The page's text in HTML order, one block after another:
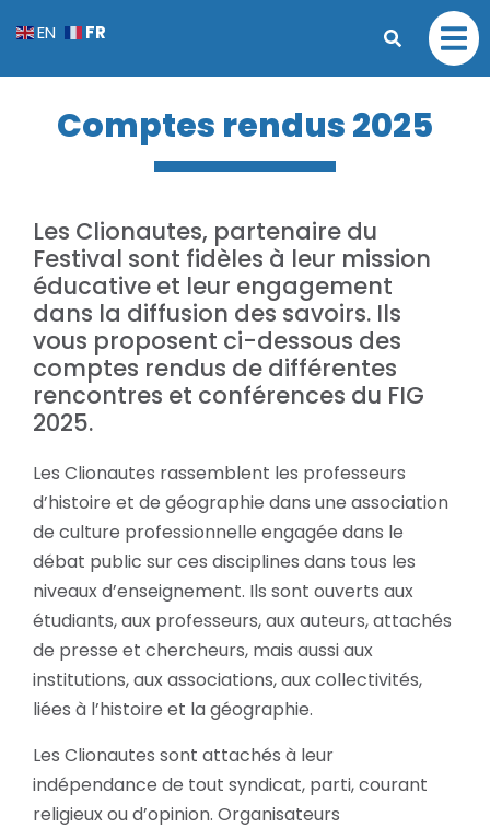
Comptes rendus 2025
Les Clionautes, partenaire du
Festival sont fidèles à leur mission
éducative et leur engagement
dans la diffusion des savoirs. Ils
vous proposent ci-dessous des
comptes rendus de différentes
rencontres et conférences du FIG
2025.
Les Clionautes rassemblent les professeurs
d’histoire et de géographie dans une association
de culture professionnelle engagée dans le
débat public sur ces disciplines dans tous les
niveaux d’enseignement. Ils sont ouverts aux
étudiants, aux professeurs, aux auteurs, attachés
de presse et chercheurs, mais aussi aux
institutions, aux associations, aux collectivités,
liées à l’histoire et la géographie.
Les Clionautes sont attachés à leur
indépendance de tout syndicat, parti, courant
religieux ou d’opinion. Organisateurs
EN FR